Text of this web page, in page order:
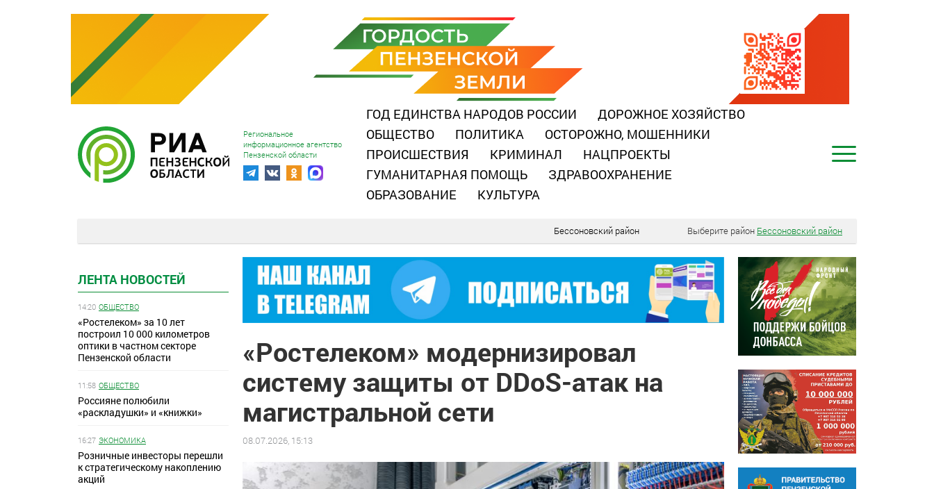
Региональное
информационное агентство
Пензенской области
ГОД ЕДИНСТВА НАРОДОВ РОССИИ
ДОРОЖНОЕ ХОЗЯЙСТВО
ОБЩЕСТВО
ПОЛИТИКА
ОСТОРОЖНО, МОШЕННИКИ
ПРОИСШЕСТВИЯ
КРИМИНАЛ
НАЦПРОЕКТЫ
ГУМАНИТАРНАЯ ПОМОЩЬ
ЗДРАВООХРАНЕНИЕ
ОБРАЗОВАНИЕ
КУЛЬТУРА
Бессоновский район Выберите район Бессоновский район
ЛЕНТА НОВОСТЕЙ
14:20 ОБЩЕСТВО
«Ростелеком» за 10 лет
построил 10 000 километров
оптики в частном секторе
Пензенской области
11:58 ОБЩЕСТВО
Россияне полюбили
«раскладушки» и «книжки»
16:27 ЭКОНОМИКА
Розничные инвесторы перешли
к стратегическому накоплению
акций
«Ростелеком» модернизировал
систему защиты от DDoS-атак на
магистральной сети
08.07.2026, 15:13